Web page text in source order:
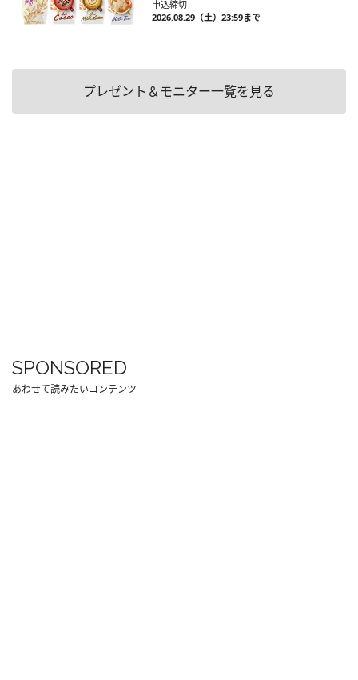
申込締切
2026.08.29（土）23:59まで
プレゼント＆モニター一覧を見る
SPONSORED
あわせて読みたいコンテンツ